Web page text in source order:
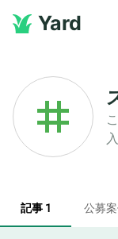
Yard
記事 1 公募